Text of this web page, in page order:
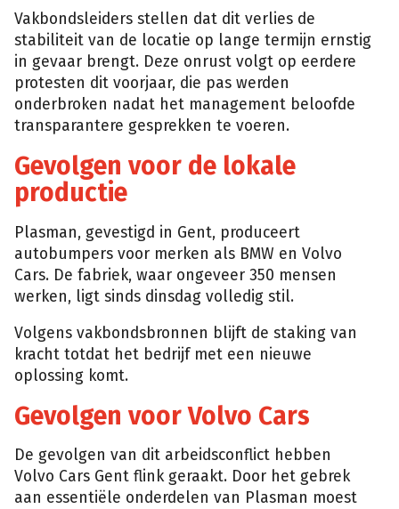
Vakbondsleiders stellen dat dit verlies de
stabiliteit van de locatie op lange termijn ernstig
in gevaar brengt. Deze onrust volgt op eerdere
protesten dit voorjaar, die pas werden
onderbroken nadat het management beloofde
transparantere gesprekken te voeren.
Gevolgen voor de lokale
productie
Plasman, gevestigd in Gent, produceert
autobumpers voor merken als BMW en Volvo
Cars. De fabriek, waar ongeveer 350 mensen
werken, ligt sinds dinsdag volledig stil.
Volgens vakbondsbronnen blijft de staking van
kracht totdat het bedrijf met een nieuwe
oplossing komt.
Gevolgen voor Volvo Cars
De gevolgen van dit arbeidsconflict hebben
Volvo Cars Gent flink geraakt. Door het gebrek
aan essentiële onderdelen van Plasman moest